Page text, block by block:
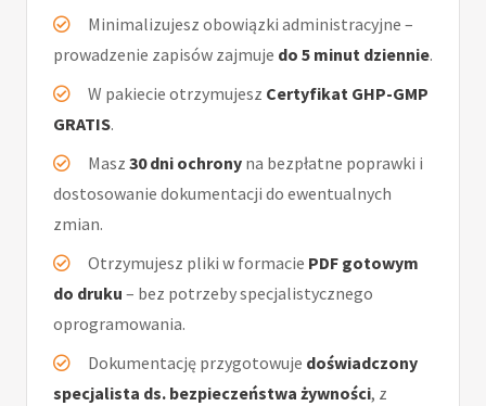
Minimalizujesz obowiązki administracyjne –
prowadzenie zapisów zajmuje do 5 minut dziennie.
W pakiecie otrzymujesz Certyfikat GHP-GMP
GRATIS.
Masz 30 dni ochrony na bezpłatne poprawki i
dostosowanie dokumentacji do ewentualnych
zmian.
Otrzymujesz pliki w formacie PDF gotowym
do druku – bez potrzeby specjalistycznego
oprogramowania.
Dokumentację przygotowuje doświadczony
specjalista ds. bezpieczeństwa żywności, z